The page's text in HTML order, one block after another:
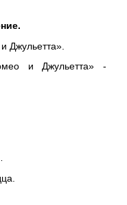
Джульетта».
и Джульетта» -